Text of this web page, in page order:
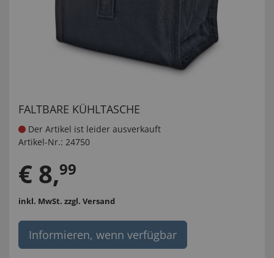
FALTBARE KÜHLTASCHE
Der Artikel ist leider ausverkauft
Artikel-Nr.: 24750
€ 8,99
inkl. MwSt. zzgl. Versand
Informieren, wenn verfügbar